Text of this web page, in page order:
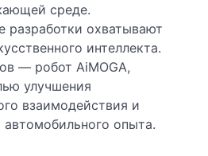
среде.
разработки охватывают
интеллекта.
— робот AiMOGA,
улучшения
взаимодействия и
автомобильного опыта.